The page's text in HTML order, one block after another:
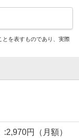
を表すものであり、実際
円（月額）